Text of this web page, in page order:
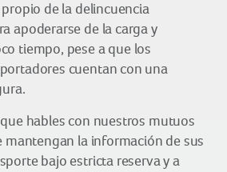
de la delincuencia
apoderarse de la carga y
tiempo, pese a que los
cuentan con una
hables con nuestros mutuos
mantengan la información de sus
bajo estricta reserva y a